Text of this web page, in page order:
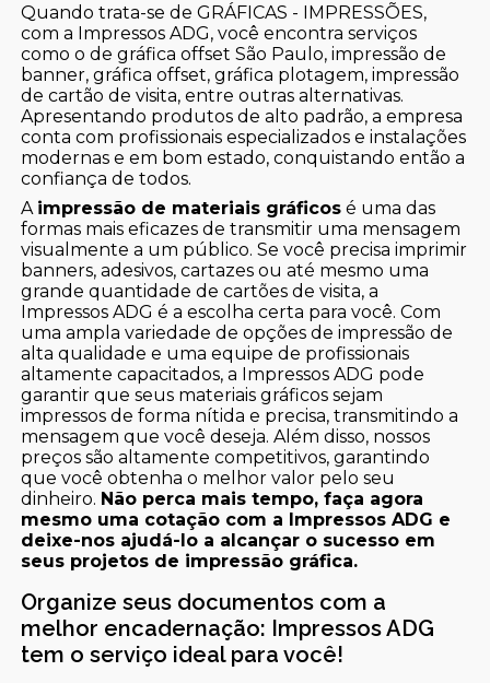
Quando trata-se de GRÁFICAS - IMPRESSÕES,
com a Impressos ADG, você encontra serviços
como o de gráfica offset São Paulo, impressão de
banner, gráfica offset, gráfica plotagem, impressão
de cartão de visita, entre outras alternativas.
Apresentando produtos de alto padrão, a empresa
conta com profissionais especializados e instalações
modernas e em bom estado, conquistando então a
confiança de todos.
A impressão de materiais gráficos é uma das
formas mais eficazes de transmitir uma mensagem
visualmente a um público. Se você precisa imprimir
banners, adesivos, cartazes ou até mesmo uma
grande quantidade de cartões de visita, a
Impressos ADG é a escolha certa para você. Com
uma ampla variedade de opções de impressão de
alta qualidade e uma equipe de profissionais
altamente capacitados, a Impressos ADG pode
garantir que seus materiais gráficos sejam
impressos de forma nítida e precisa, transmitindo a
mensagem que você deseja. Além disso, nossos
preços são altamente competitivos, garantindo
que você obtenha o melhor valor pelo seu
dinheiro. Não perca mais tempo, faça agora
mesmo uma cotação com a Impressos ADG e
deixe-nos ajudá-lo a alcançar o sucesso em
seus projetos de impressão gráfica.
Organize seus documentos com a
melhor encadernação: Impressos ADG
tem o serviço ideal para você!